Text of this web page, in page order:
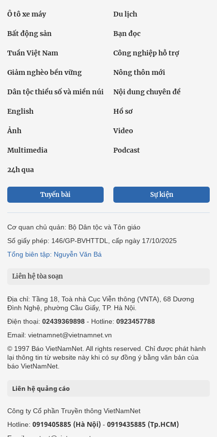
Ô tô xe máy Du lịch
Bất động sản Bạn đọc
Tuần Việt Nam Công nghiệp hỗ trợ
Giảm nghèo bền vững Nông thôn mới
Dân tộc thiểu số và miền núi Nội dung chuyên đề
English Hồ sơ
Ảnh Video
Multimedia Podcast
24h qua
Tuyến bài Sự kiện
Cơ quan chủ quản: Bộ Dân tộc và Tôn giáo
Số giấy phép: 146/GP-BVHTTDL, cấp ngày 17/10/2025
Tổng biên tập: Nguyễn Văn Bá
Liên hệ tòa soạn
Địa chỉ: Tầng 18, Toà nhà Cục Viễn thông (VNTA), 68 Dương
Đình Nghệ, phường Cầu Giấy, TP. Hà Nội.
Điện thoại: 02439369898 - Hotline: 0923457788
Email: vietnamnet@vietnamnet.vn
© 1997 Báo VietNamNet. All rights reserved. Chỉ được phát hành
lại thông tin từ website này khi có sự đồng ý bằng văn bản của
báo VietNamNet.
Liên hệ quảng cáo
Công ty Cổ phần Truyền thông VietNamNet
Hotline: 0919405885 (Hà Nội) - 0919435885 (Tp.HCM)